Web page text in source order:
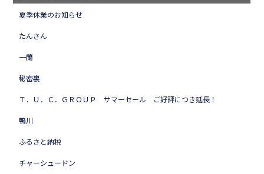
夏季休業のお知らせ
たんさん
一蘭
秘密裏
Ｔ．Ｕ．Ｃ．ＧＲＯＵＰ サマーセール ご好評につき延長！
鴨川
ふるさと納税
チャーシュードン